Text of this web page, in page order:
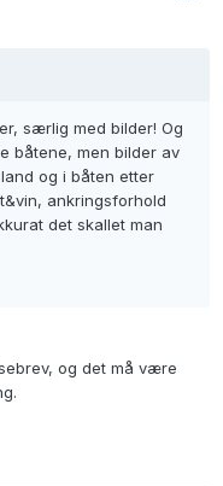
særlig med bilder! Og
båtene, men bilder av
og i båten etter
ankringsforhold
det skallet man
og det må være